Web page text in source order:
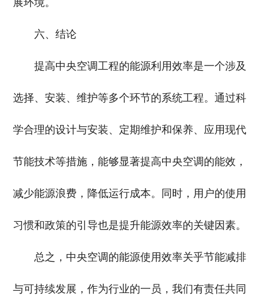
展环境。
六、结论
提高中央空调工程的能源利用效率是一个涉及
选择、安装、维护等多个环节的系统工程。通过科
学合理的设计与安装、定期维护和保养、应用现代
节能技术等措施，能够显著提高中央空调的能效，
减少能源浪费，降低运行成本。同时，用户的使用
习惯和政策的引导也是提升能源效率的关键因素。
总之，中央空调的能源使用效率关乎节能减排
与可持续发展，作为行业的一员，我们有责任共同